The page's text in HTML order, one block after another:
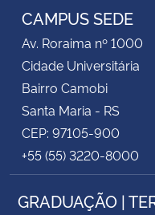
CAMPUS SEDE
Av. Roraima nº 1000
Cidade Universitária
Bairro Camobi
Santa Maria - RS
CEP: 97105-900
+55 (55) 3220-8000
GRADUAÇÃO |